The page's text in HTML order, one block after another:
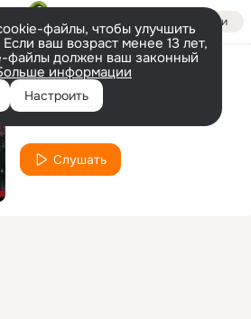
Войти
файлы, чтобы улучшить
ваш возраст менее 13 лет,
файлы должен ваш законный
информации
Настроить
Heresy Part I
Слушать